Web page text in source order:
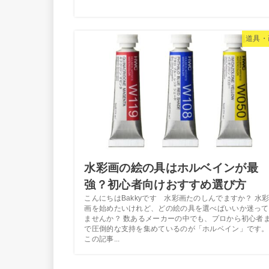
道具
水彩画の絵の具はホルベインが最
強？初心者向けおすすめ選び方
こんにちはBakkyです 水彩画たのしんでますか？ 水彩
画を始めたいけれど、どの絵の具を選べばいいか迷っ
ませんか？ 数あるメーカーの中でも、プロから初心者ま
で圧倒的な支持を集めているのが「ホルベイン」です。
この記事...